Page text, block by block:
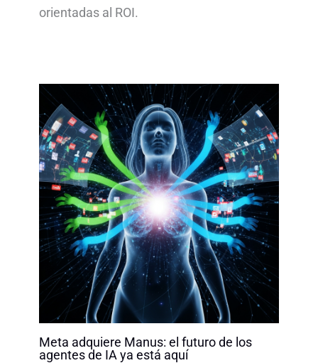
orientadas al ROI.
Meta adquiere Manus: el futuro de los
agentes de IA ya está aquí